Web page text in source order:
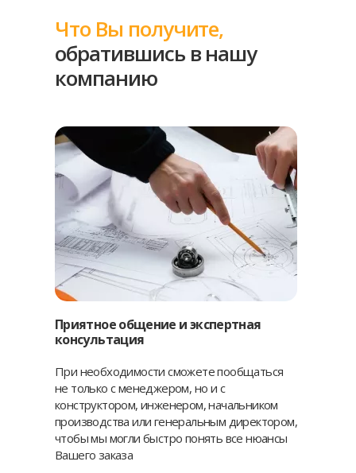
Что Вы получите,
обратившись в нашу
компанию
Приятное общение и экспертная
консультация
При необходимости сможете пообщаться
не только с менеджером, но и с
конструктором, инженером, начальником
производства или генеральным директором,
чтобы мы могли быстро понять все нюансы
Вашего заказа